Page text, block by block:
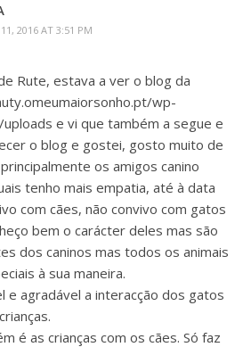
2016 AT 3:51 PM
Rute, estava a ver o blog da
wp-
e vi que também a segue e
o blog e gostei, gosto muito de
os amigos canino
tenho mais empatia, até à data
com cães, não convivo com gatos
bem o carácter deles mas são
dos caninos mas todos os animais
à sua maneira.
e agradável a interacção dos gatos
é as crianças com os cães. Só faz